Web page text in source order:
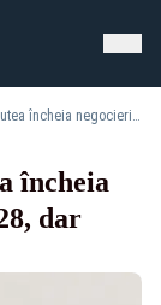
Marta Kos: Moldova ar putea încheia negocierile cu UE până în 2028, dar „mai este mult de lucru”
încheia
dar